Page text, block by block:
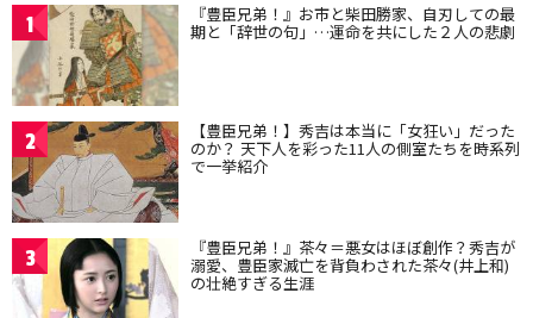
1 『豊臣兄弟！』お市と柴田勝家、自刃しての最
期と「辞世の句」…運命を共にした２人の悲劇
2 【豊臣兄弟！】秀吉は本当に「女狂い」だった
のか？ 天下人を彩った11人の側室たちを時系列
で一挙紹介
3 『豊臣兄弟！』茶々＝悪女はほぼ創作？秀吉が
溺愛、豊臣家滅亡を背負わされた茶々(井上和)
の壮絶すぎる生涯